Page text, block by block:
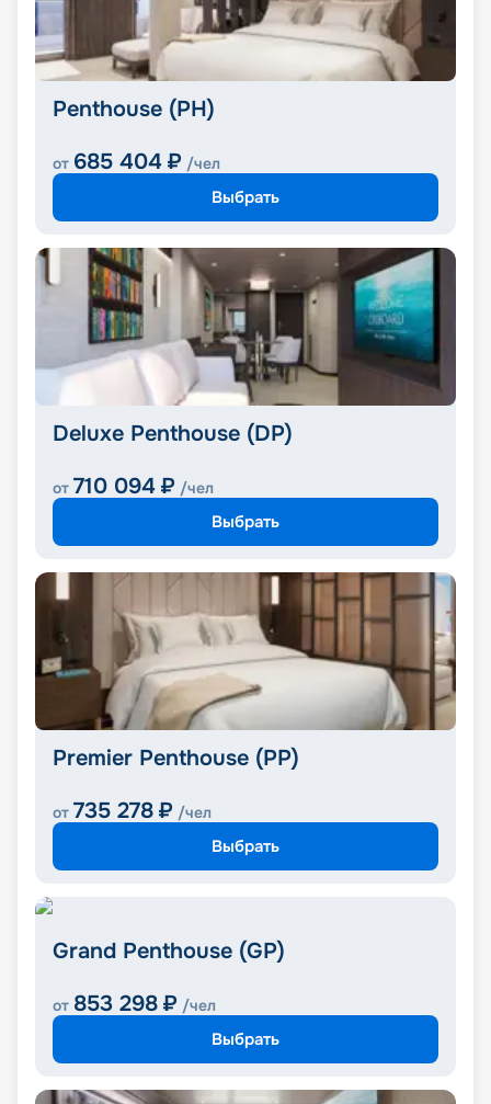
Penthouse (PH)
от 685 404 ₽ /чел
Выбрать
Deluxe Penthouse (DP)
от 710 094 ₽ /чел
Выбрать
Premier Penthouse (PP)
от 735 278 ₽ /чел
Выбрать
Grand Penthouse (GP)
от 853 298 ₽ /чел
Выбрать